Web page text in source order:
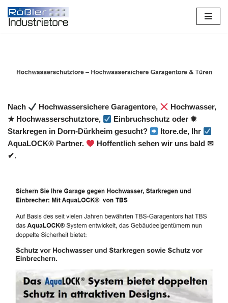
Zum
Nach Hochwassersichere Garagentore,
Hochwasser,
★ Hochwasserschutztore,
Einbruchschutz oder ✹
Starkregen in Dorn-Dürkheim gesucht?
Itore.de, Ihr
AquaLOCK® Partner.
Hoffentlich sehen wir uns bald ✉
✔.